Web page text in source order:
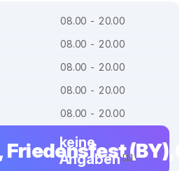
08.00 - 20.00
08.00 - 20.00
08.00 - 20.00
08.00 - 20.00
08.00 - 20.00
Friedensfest (BY),
keine
Angaben [1]